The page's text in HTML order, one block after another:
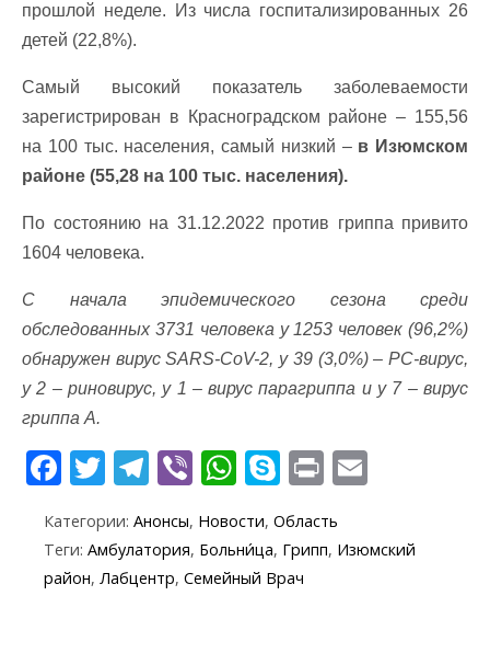
прошлой неделе. Из числа госпитализированных 26
детей (22,8%).
Самый высокий показатель заболеваемости
зарегистрирован в Красноградском районе – 155,56
на 100 тыс. населения, самый низкий – в Изюмском
районе (55,28 на 100 тыс. населения).
По состоянию на 31.12.2022 против гриппа привито
1604 человека.
С начала эпидемического сезона среди
обследованных 3731 человека у 1253 человек (96,2%)
обнаружен вирус SARS-CoV-2, у 39 (3,0%) – РС-вирус,
у 2 – риновирус, у 1 – вирус парагриппа и у 7 – вирус
гриппа А.
F
e
b
T
itt
er
T
e
gr
Vi
er
W
at
s
S
k
y
p
Pr
t ai
Категории: Анонсы, Новости, Область
Теги: Амбулатория, Больни́ца, Грипп, Изюмский
район, Лабцентр, Семейный Врач